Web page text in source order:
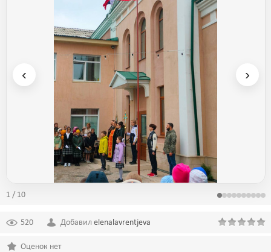
‹ ›
1 / 10
520 Добавил elenalavrentjeva
Оценок нет